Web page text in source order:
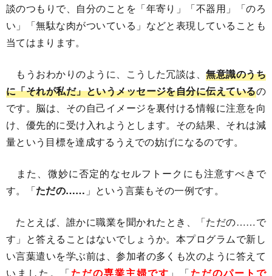
談のつもりで、自分のことを「年寄り」「不器用」「のろ
い」「無駄な肉がついている」などと表現していることも
当てはまります。
もうおわかりのように、こうした冗談は、無意識のうち
に「それが私だ」というメッセージを自分に伝えているの
です。脳は、その自己イメージを裏付ける情報に注意を向
け、優先的に受け入れようとします。その結果、それは減
量という目標を達成するうえでの妨げになるのです。
また、微妙に否定的なセルフトークにも注意すべきで
す。「ただの…… 」という言葉もその一例です。
たとえば、誰かに職業を聞かれたとき、「ただの……で
す」と答えることはないでしょうか。本プログラムで新し
い言葉遣いを学ぶ前は、参加者の多くも次のように答えて
いました。「ただの専業主婦です 」「ただのパートで